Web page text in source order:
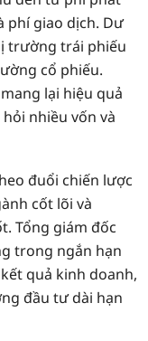
phí giao dịch. Dư
trường trái phiếu
cổ phiếu.
lại hiệu quả
nhiều vốn và
đuổi chiến lược
cốt lõi và
Tổng giám đốc
trong ngắn hạn
quả kinh doanh,
đầu tư dài hạn